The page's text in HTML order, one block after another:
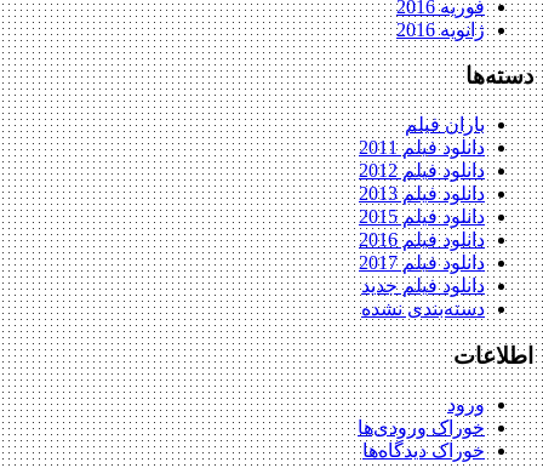
فوریه 2016
ژانویه 2016
دسته‌ها
باران فیلم
دانلود فیلم 2011
دانلود فیلم 2012
دانلود فیلم 2013
دانلود فیلم 2015
دانلود فیلم 2016
دانلود فیلم 2017
دانلود فیلم جدید
دسته‌بندی نشده
اطلاعات
ورود
خوراک ورودی‌ها
خوراک دیدگاه‌ها